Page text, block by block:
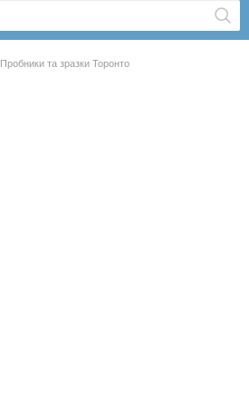
Пробники та зразки Торонто